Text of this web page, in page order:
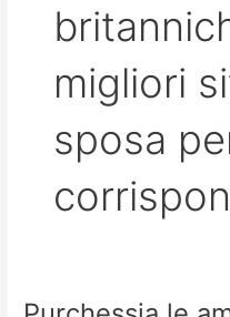
migliori
sposa
Purchessia